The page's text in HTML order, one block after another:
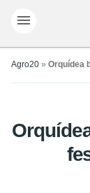
Agro20 » Orquídea